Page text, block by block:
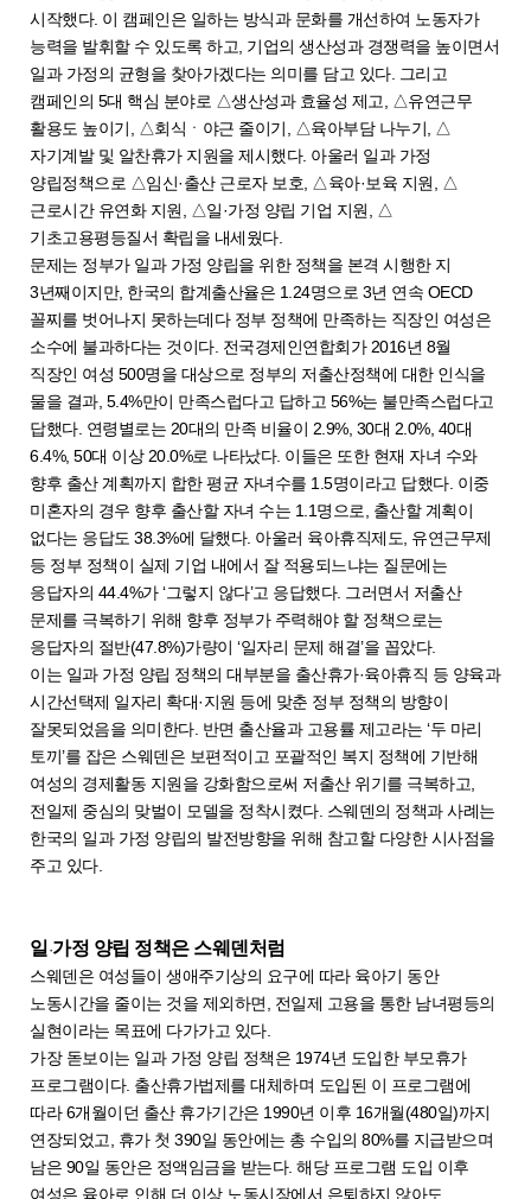
시작했다. 이 캠페인은 일하는 방식과 문화를 개선하여 노동자가
능력을 발휘할 수 있도록 하고, 기업의 생산성과 경쟁력을 높이면서
일과 가정의 균형을 찾아가겠다는 의미를 담고 있다. 그리고
캠페인의 5대 핵심 분야로 △생산성과 효율성 제고, △유연근무
활용도 높이기, △회식ㆍ야근 줄이기, △육아부담 나누기, △
자기계발 및 알찬휴가 지원을 제시했다. 아울러 일과 가정
양립정책으로 △임신·출산 근로자 보호, △육아·보육 지원, △
근로시간 유연화 지원, △일·가정 양립 기업 지원, △
기초고용평등질서 확립을 내세웠다.
문제는 정부가 일과 가정 양립을 위한 정책을 본격 시행한 지
3년째이지만, 한국의 합계출산율은 1.24명으로 3년 연속 OECD
꼴찌를 벗어나지 못하는데다 정부 정책에 만족하는 직장인 여성은
소수에 불과하다는 것이다. 전국경제인연합회가 2016년 8월
직장인 여성 500명을 대상으로 정부의 저출산정책에 대한 인식을
물을 결과, 5.4%만이 만족스럽다고 답하고 56%는 불만족스럽다고
답했다. 연령별로는 20대의 만족 비율이 2.9%, 30대 2.0%, 40대
6.4%, 50대 이상 20.0%로 나타났다. 이들은 또한 현재 자녀 수와
향후 출산 계획까지 합한 평균 자녀수를 1.5명이라고 답했다. 이중
미혼자의 경우 향후 출산할 자녀 수는 1.1명으로, 출산할 계획이
없다는 응답도 38.3%에 달했다. 아울러 육아휴직제도, 유연근무제
등 정부 정책이 실제 기업 내에서 잘 적용되느냐는 질문에는
응답자의 44.4%가 ‘그렇지 않다’고 응답했다. 그러면서 저출산
문제를 극복하기 위해 향후 정부가 주력해야 할 정책으로는
응답자의 절반(47.8%)가량이 ‘일자리 문제 해결’을 꼽았다.
이는 일과 가정 양립 정책의 대부분을 출산휴가·육아휴직 등 양육과
시간선택제 일자리 확대·지원 등에 맞춘 정부 정책의 방향이
잘못되었음을 의미한다. 반면 출산율과 고용률 제고라는 ‘두 마리
토끼’를 잡은 스웨덴은 보편적이고 포괄적인 복지 정책에 기반해
여성의 경제활동 지원을 강화함으로써 저출산 위기를 극복하고,
전일제 중심의 맞벌이 모델을 정착시켰다. 스웨덴의 정책과 사례는
한국의 일과 가정 양립의 발전방향을 위해 참고할 다양한 시사점을
주고 있다.
일 ·가정 양립 정책은 스웨덴처럼
스웨덴은 여성들이 생애주기상의 요구에 따라 육아기 동안
노동시간을 줄이는 것을 제외하면, 전일제 고용을 통한 남녀평등의
실현이라는 목표에 다가가고 있다.
가장 돋보이는 일과 가정 양립 정책은 1974년 도입한 부모휴가
프로그램이다. 출산휴가법제를 대체하며 도입된 이 프로그램에
따라 6개월이던 출산 휴가기간은 1990년 이후 16개월(480일)까지
연장되었고, 휴가 첫 390일 동안에는 총 수입의 80%를 지급받으며
남은 90일 동안은 정액임금을 받는다. 해당 프로그램 도입 이후
여성은 육아로 인해 더 이상 노동시장에서 은퇴하지 않아도